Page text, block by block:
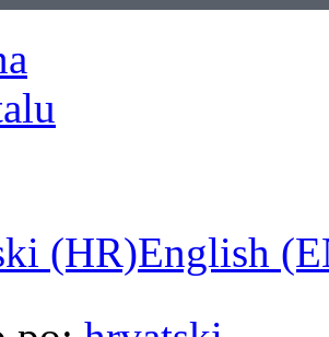
(HR)English